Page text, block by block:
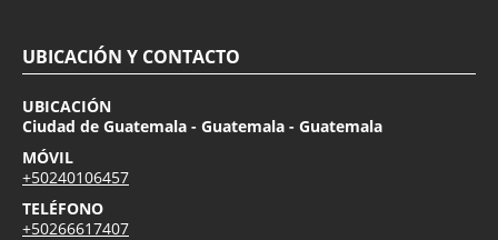
UBICACIÓN Y CONTACTO
UBICACIÓN
Ciudad de Guatemala - Guatemala - Guatemala
MÓVIL
+50240106457
TELÉFONO
+50266617407